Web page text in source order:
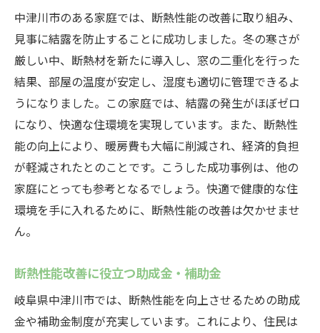
中津川市のある家庭では、断熱性能の改善に取り組み、
見事に結露を防止することに成功しました。冬の寒さが
厳しい中、断熱材を新たに導入し、窓の二重化を行った
結果、部屋の温度が安定し、湿度も適切に管理できるよ
うになりました。この家庭では、結露の発生がほぼゼロ
になり、快適な住環境を実現しています。また、断熱性
能の向上により、暖房費も大幅に削減され、経済的負担
が軽減されたとのことです。こうした成功事例は、他の
家庭にとっても参考となるでしょう。快適で健康的な住
環境を手に入れるために、断熱性能の改善は欠かせませ
ん。
断熱性能改善に役立つ助成金・補助金
岐阜県中津川市では、断熱性能を向上させるための助成
金や補助金制度が充実しています。これにより、住民は